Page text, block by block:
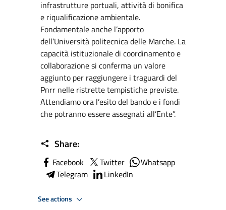
infrastrutture portuali, attività di bonifica
e riqualificazione ambientale.
Fondamentale anche l’apporto
dell’Università politecnica delle Marche. La
capacità istituzionale di coordinamento e
collaborazione si conferma un valore
aggiunto per raggiungere i traguardi del
Pnrr nelle ristrette tempistiche previste.
Attendiamo ora l’esito del bando e i fondi
che potranno essere assegnati all’Ente”.
Share:
Facebook Twitter
Whatsapp
Telegram
LinkedIn
See actions